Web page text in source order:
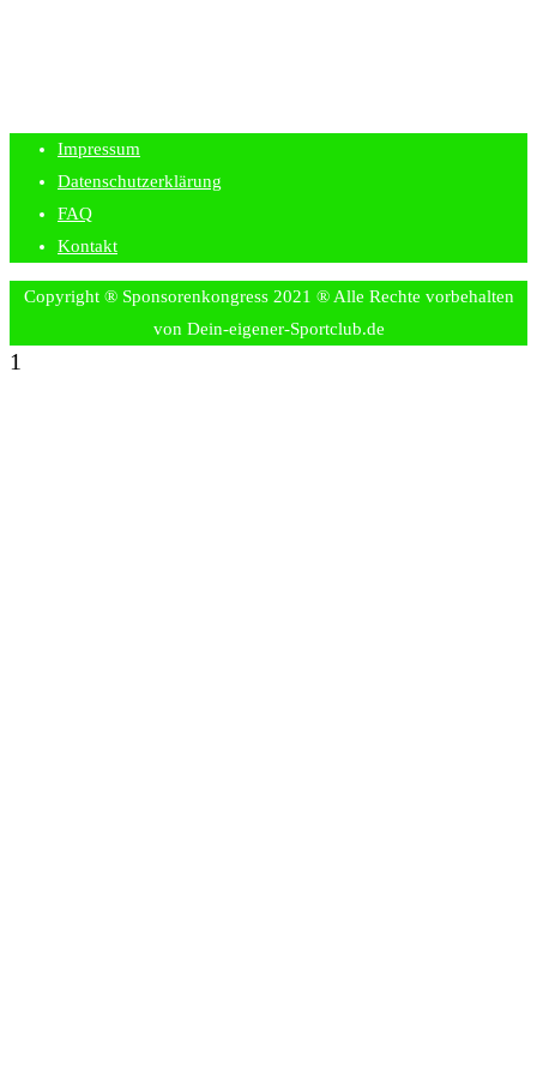
Impressum
Datenschutzerklärung
FAQ
Kontakt
Copyright ® Sponsorenkongress 2021 ® Alle Rechte vorbehalten
von Dein-eigener-Sportclub.de
1